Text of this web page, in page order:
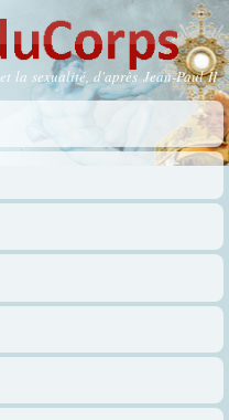
la sexualité, d'après Jean-Paul II